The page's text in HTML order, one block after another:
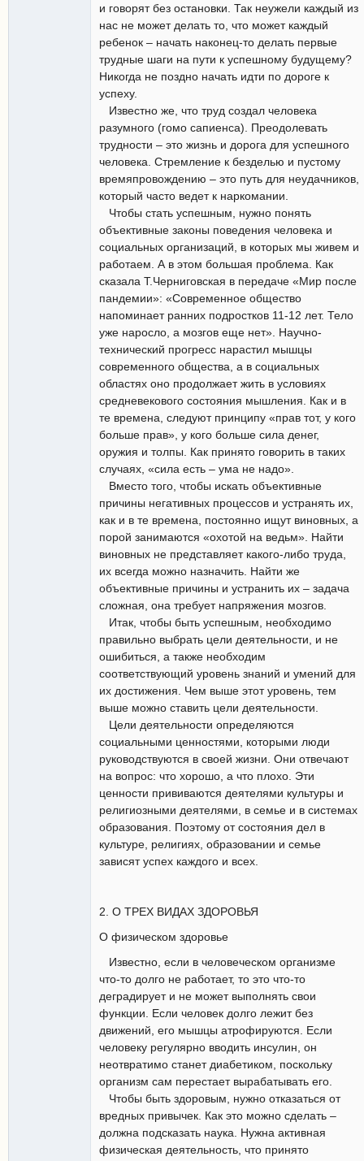
и говорят без остановки. Так неужели каждый из
нас не может делать то, что может каждый
ребенок – начать наконец-то делать первые
трудные шаги на пути к успешному будущему?
Никогда не поздно начать идти по дороге к
успеху.
Известно же, что труд создал человека
разумного (гомо сапиенса). Преодолевать
трудности – это жизнь и дорога для успешного
человека. Стремление к безделью и пустому
времяпровождению – это путь для неудачников,
который часто ведет к наркомании.
Чтобы стать успешным, нужно понять
объективные законы поведения человека и
социальных организаций, в которых мы живем и
работаем. А в этом большая проблема. Как
сказала Т.Черниговская в передаче «Мир после
пандемии»: «Современное общество
напоминает ранних подростков 11-12 лет. Тело
уже наросло, а мозгов еще нет». Научно-
технический прогресс нарастил мышцы
современного общества, а в социальных
областях оно продолжает жить в условиях
средневекового состояния мышления. Как и в
те времена, следуют принципу «прав тот, у кого
больше прав», у кого больше сила денег,
оружия и толпы. Как принято говорить в таких
случаях, «сила есть – ума не надо».
Вместо того, чтобы искать объективные
причины негативных процессов и устранять их,
как и в те времена, постоянно ищут виновных, а
порой занимаются «охотой на ведьм». Найти
виновных не представляет какого-либо труда,
их всегда можно назначить. Найти же
объективные причины и устранить их – задача
сложная, она требует напряжения мозгов.
Итак, чтобы быть успешным, необходимо
правильно выбрать цели деятельности, и не
ошибиться, а также необходим
соответствующий уровень знаний и умений для
их достижения. Чем выше этот уровень, тем
выше можно ставить цели деятельности.
Цели деятельности определяются
социальными ценностями, которыми люди
руководствуются в своей жизни. Они отвечают
на вопрос: что хорошо, а что плохо. Эти
ценности прививаются деятелями культуры и
религиозными деятелями, в семье и в системах
образования. Поэтому от состояния дел в
культуре, религиях, образовании и семье
зависят успех каждого и всех.
2. О ТРЕХ ВИДАХ ЗДОРОВЬЯ
О физическом здоровье
Известно, если в человеческом организме
что-то долго не работает, то это что-то
деградирует и не может выполнять свои
функции. Если человек долго лежит без
движений, его мышцы атрофируются. Если
человеку регулярно вводить инсулин, он
неотвратимо станет диабетиком, поскольку
организм сам перестает вырабатывать его.
Чтобы быть здоровым, нужно отказаться от
вредных привычек. Как это можно сделать –
должна подсказать наука. Нужна активная
физическая деятельность, что принято